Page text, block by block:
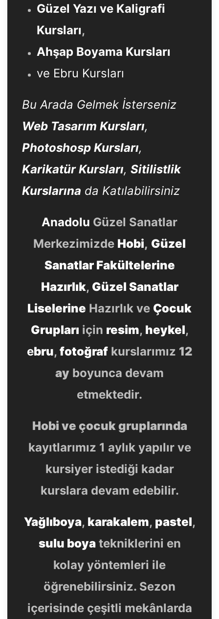
Güzel Yazı ve Kaligrafi
Kursları,
Ahşap Boyama Kursları
ve Ebru Kursları
Bu Arada Gelmek İsterseniz
Web Tasarım Kursları,
Photoshosp Kursları,
Karikatür Kursları, Sitilistlik
Kurslarına da Katılabilirsiniz
Anadolu Güzel Sanatlar
Merkezimizde Hobi, Güzel
Sanatlar Fakültelerine
Hazırlık, Güzel Sanatlar
Liselerine Hazırlık ve Çocuk
Grupları için resim, heykel,
ebru, fotoğrafkurslarımız 12
ay boyunca devam
etmektedir.
Hobi ve çocuk gruplarında
kayıtlarımız 1 aylık yapılır ve
kursiyer istediği kadar
kurslara devam edebilir.
Yağlıboya, karakalem, pastel,
sulu boyatekniklerini en
kolay yöntemleri ile
öğrenebilirsiniz. Sezon
içerisinde çeşitli mekânlarda